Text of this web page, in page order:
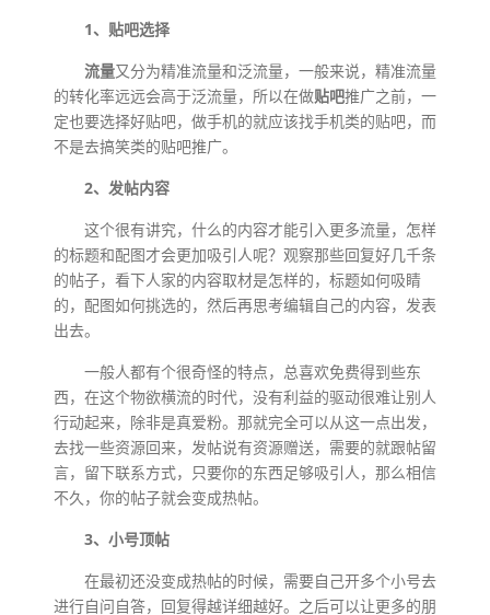
1、贴吧选择
流量又分为精准流量和泛流量，一般来说，精准流量
的转化率远远会高于泛流量，所以在做贴吧推广之前，一
定也要选择好贴吧，做手机的就应该找手机类的贴吧，而
不是去搞笑类的贴吧推广。
2、发帖内容
这个很有讲究，什么的内容才能引入更多流量，怎样
的标题和配图才会更加吸引人呢？观察那些回复好几千条
的帖子，看下人家的内容取材是怎样的，标题如何吸睛
的，配图如何挑选的，然后再思考编辑自己的内容，发表
出去。
一般人都有个很奇怪的特点，总喜欢免费得到些东
西，在这个物欲横流的时代，没有利益的驱动很难让别人
行动起来，除非是真爱粉。那就完全可以从这一点出发，
去找一些资源回来，发帖说有资源赠送，需要的就跟帖留
言，留下联系方式，只要你的东西足够吸引人，那么相信
不久，你的帖子就会变成热帖。
3、小号顶帖
在最初还没变成热帖的时候，需要自己开多个小号去
进行自问自答，回复得越详细越好。之后可以让更多的朋